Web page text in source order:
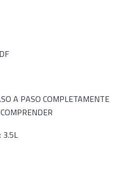
A PASO COMPLETAMENTE
3.5L